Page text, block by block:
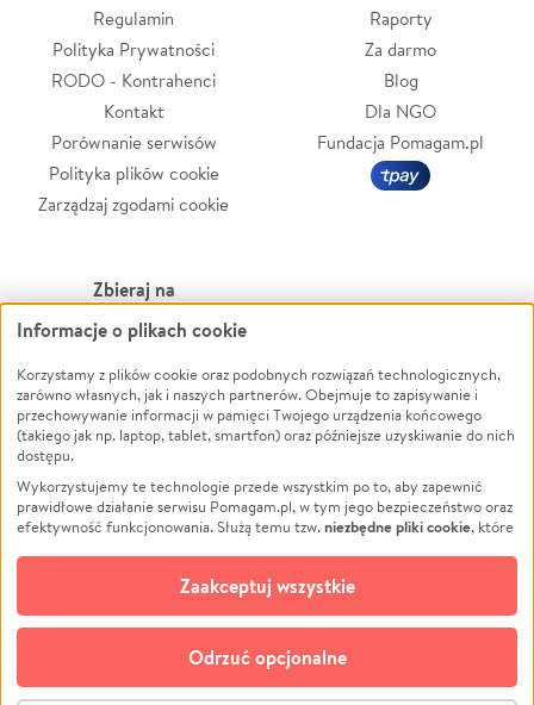
Regulamin
Polityka Prywatności
RODO - Kontrahenci
Kontakt
Porównanie serwisów
Polityka plików cookie
Zarządzaj zgodami cookie
Raporty
Za darmo
Blog
Dla NGO
Fundacja Pomagam.pl
Zbieraj na
Leczenie
Zwierzęta
Pożar
Ukraina
Pomoc Finansowa
Projekty
Pogrzeb
Społeczność lokalna
Kultura
Powódź
Wichura
NGO
Edukacja
Podróż
Impreza
Ochrona środowiska
Biznes
Informacje o plikach cookie
Korzystamy z plików cookie oraz podobnych rozwiązań technologicznych,
zarówno własnych, jak i naszych partnerów. Obejmuje to zapisywanie i
przechowywanie informacji w pamięci Twojego urządzenia końcowego
(takiego jak np. laptop, tablet, smartfon) oraz późniejsze uzyskiwanie do nich
dostępu.
Wykorzystujemy te technologie przede wszystkim po to, aby zapewnić
prawidłowe działanie serwisu Pomagam.pl, w tym jego bezpieczeństwo oraz
efektywność funkcjonowania. Służą temu tzw.niezbędne pliki cookie, które
opcjonalnych plików cookie
technologii do celów analitycznych i retargetingowych. Możesz wyrazić
zgodę na ich stosowanie lub jej odmówić. W dowolnym momencie masz
możliwość zmiany swoich preferencji na stronie „Zarządzaj zgodami cookie”,
do której link znajdziesz w stopce serwisu Pomagam.pl. Opcjonalne pliki
cookie wykorzystywane są w następujących celach:
Odrzuć opcjonalne
Zaakceptuj wszystkie